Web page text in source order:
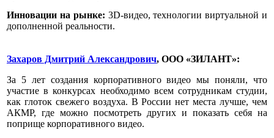
Инновации на рынке: 3D-видео, технологии виртуальной и
дополненной реальности.
Захаров Дмитрий Александрович, ООО «ЗИЛАНТ»:
За 5 лет создания корпоративного видео мы поняли, что
участие в конкурсах необходимо всем сотрудникам студии,
как глоток свежего воздуха. В России нет места лучше, чем
АКМР, где можно посмотреть других и показать себя на
поприще корпоративного видео.